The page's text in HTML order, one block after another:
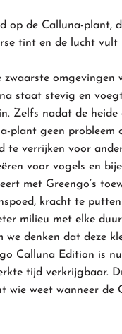
op de Calluna-plant,
tint en de lucht vult
omgevingen
staat stevig en
Zelfs nadat de heide
plant geen probleem
te verrijken voor
voor vogels en
met Greengo’s
kracht te
milieu met elke
we denken dat deze
Calluna Edition is
tijd verkrijgbaar.
wie weet wanneer de